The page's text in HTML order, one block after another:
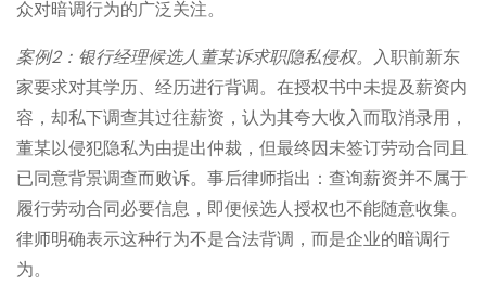
众对暗调行为的广泛关注。
案例2：银行经理候选人董某诉求职隐私侵权。 入职前新东
家要求对其学历、经历进行背调。在授权书中未提及薪资内
容，却私下调查其过往薪资，认为其夸大收入而取消录用，
董某以侵犯隐私为由提出仲裁，但最终因未签订劳动合同且
已同意背景调查而败诉。事后律师指出：查询薪资并不属于
履行劳动合同必要信息，即便候选人授权也不能随意收集。
律师明确表示这种行为不是合法背调，而是企业的暗调行
为。